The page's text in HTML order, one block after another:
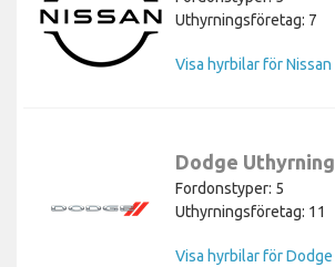
Uthyrningsföretag: 7
Visa hyrbilar för Nissan
Dodge Uthyrning
Fordonstyper: 5
Uthyrningsföretag: 11
Visa hyrbilar för Dodge